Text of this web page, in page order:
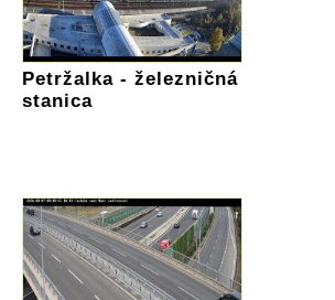
Petržalka - železničná
stanica